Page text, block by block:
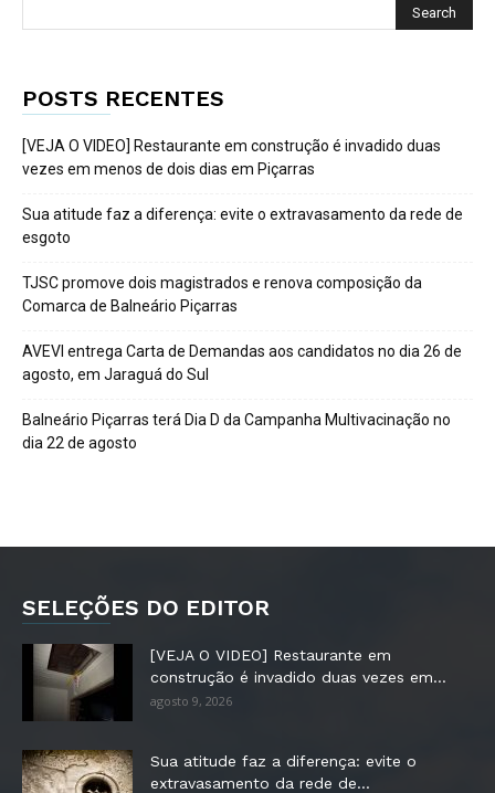
POSTS RECENTES
[VEJA O VIDEO] Restaurante em construção é invadido duas
vezes em menos de dois dias em Piçarras
Sua atitude faz a diferença: evite o extravasamento da rede de
esgoto
TJSC promove dois magistrados e renova composição da
Comarca de Balneário Piçarras
AVEVI entrega Carta de Demandas aos candidatos no dia 26 de
agosto, em Jaraguá do Sul
Balneário Piçarras terá Dia D da Campanha Multivacinação no
dia 22 de agosto
SELEÇÕES DO EDITOR
[VEJA O VIDEO] Restaurante em
construção é invadido duas vezes em...
agosto 9, 2026
Sua atitude faz a diferença: evite o
extravasamento da rede de...